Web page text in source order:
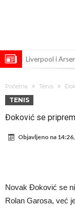
Liverpool i
napokon poznat
Engleski
Samo dva
Početna Tenis
TENIS
Đoković se
Objavljeno na
Novak Đoković se
Rolan Garosa, već